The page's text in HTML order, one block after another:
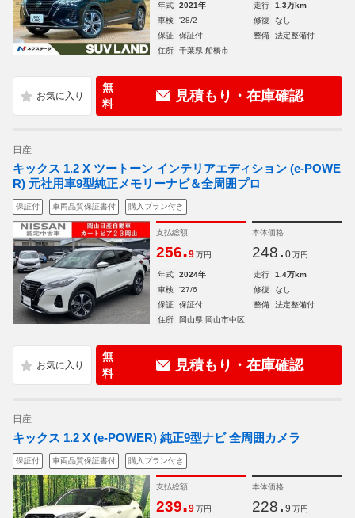
年式 2021年 走行
1.3万km
車検
'28/2 修復
なし
保証
保証付 整備
法定整備付
住所
千葉県 船橋市
無
料
見積もり・在庫確認
日産
キックス 1.2 X ツートーン インテリアエディション (e-POWE
R) 元社用車9型純正メモリーナビ＆全周囲プロ
保証付 車両品質保証書付 購入プラン付き
支払総額
256.9 万円
本体価格
248. 0 万円
年式 2024年 走行
1.4万km
車検
'27/6 修復
なし
保証
保証付 整備
法定整備付
住所
岡山県 岡山市中区
無
料
見積もり・在庫確認
日産
キックス 1.2 X (e-POWER) 純正9型ナビ 全周囲カメラ
保証付 車両品質保証書付 購入プラン付き
支払総額
239.9 万円
本体価格
228. 9 万円